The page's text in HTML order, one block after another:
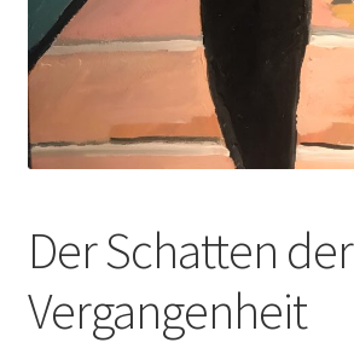
Der Schatten der
Vergangenheit